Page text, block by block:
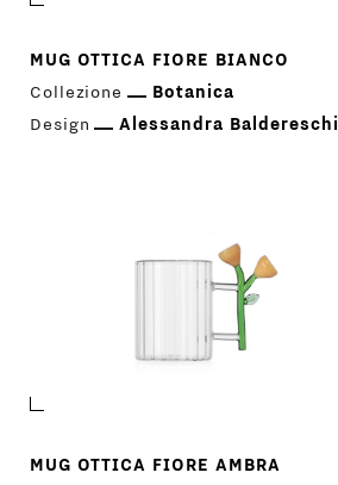
MUG OTTICA FIORE BIANCO
Collezione
Botanica
Design
Alessandra Baldereschi
MUG OTTICA FIORE AMBRA